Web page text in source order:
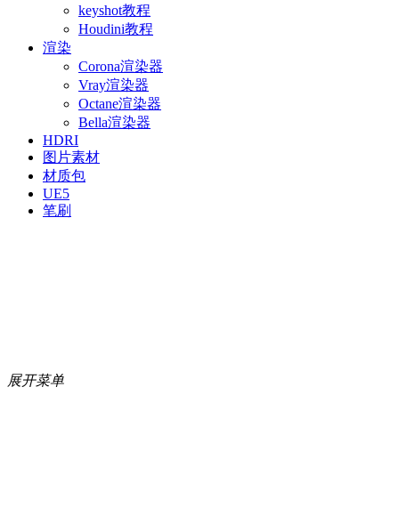
keyshot教程
Houdini教程
渲染
Corona渲染器
Vray渲染器
Octane渲染器
Bella渲染器
HDRI
图片素材
材质包
UE5
笔刷
展开菜单